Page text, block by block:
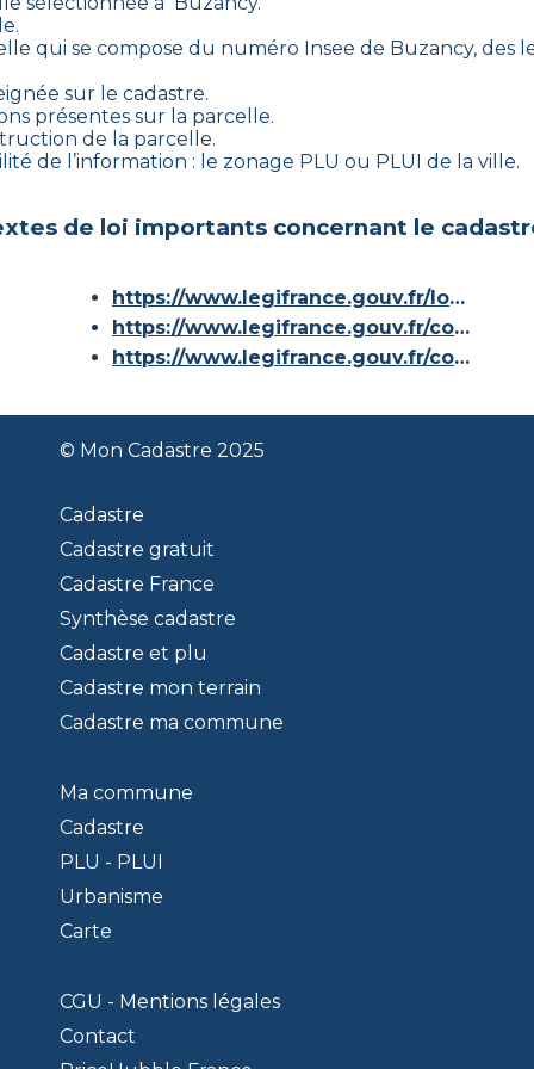
qui se compose du numéro Insee de Buzancy, des
sur le cadastre.
présentes sur la parcelle.
de la parcelle.
de l’information : le zonage PLU ou PLUI de la ville.
de loi importants concernant le
https://www.legifrance.gouv.fr/loda/id/JORFTEXT000000686267/
https://www.legifrance.gouv.fr/codes/article_lc/LEGIARTI000036588629/
https://www.legifrance.gouv.fr/codes/id/LEGISCTA000006180153/
© Mon Cadastre 2025
Cadastre
Cadastre gratuit
Cadastre France
Synthèse cadastre
Cadastre et plu
Cadastre mon terrain
Cadastre ma commune
Ma commune
Cadastre
PLU - PLUI
Urbanisme
Carte
CGU - Mentions légales
Contact